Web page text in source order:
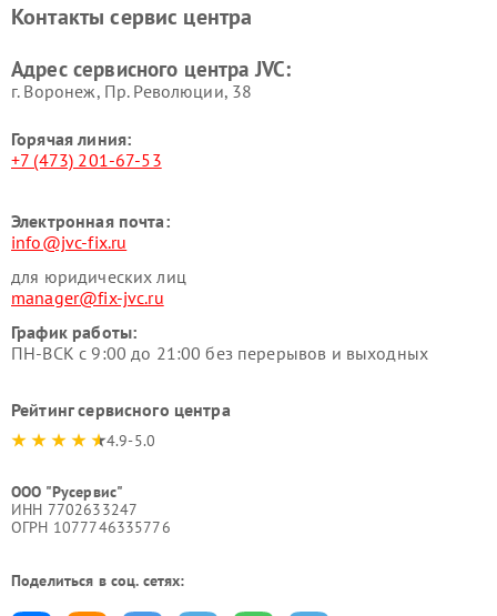
Контакты сервис центра
Адрес сервисного центра JVC:
г. Воронеж, Пр. Революции, 38
Горячая линия:
+7 (473) 201-67-53
Электронная почта:
info@jvc-fix.ru
для юридических лиц
manager@fix-jvc.ru
График работы:
ПН-ВСК с 9:00 до 21:00 без перерывов и выходных
Рейтинг сервисного центра
4.9-5.0
ООО "Русервис"
ИНН 7702633247
ОГРН 1077746335776
Поделиться в соц. сетях: